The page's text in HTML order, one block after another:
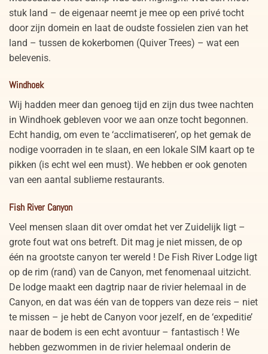
stuk land – de eigenaar neemt je mee op een privé tocht
door zijn domein en laat de oudste fossielen zien van het
land – tussen de kokerbomen (Quiver Trees) – wat een
belevenis.
Windhoek
Wij hadden meer dan genoeg tijd en zijn dus twee nachten
in Windhoek gebleven voor we aan onze tocht begonnen.
Echt handig, om even te ‘acclimatiseren’, op het gemak de
nodige voorraden in te slaan, en een lokale SIM kaart op te
pikken (is echt wel een must). We hebben er ook genoten
van een aantal sublieme restaurants.
Fish River Canyon
Veel mensen slaan dit over omdat het ver Zuidelijk ligt –
grote fout wat ons betreft. Dit mag je niet missen, de op
één na grootste canyon ter wereld ! De Fish River Lodge ligt
op de rim (rand) van de Canyon, met fenomenaal uitzicht.
De lodge maakt een dagtrip naar de rivier helemaal in de
Canyon, en dat was één van de toppers van deze reis – niet
te missen – je hebt de Canyon voor jezelf, en de ‘expeditie’
naar de bodem is een echt avontuur – fantastisch ! We
hebben gezwommen in de rivier helemaal onderin de